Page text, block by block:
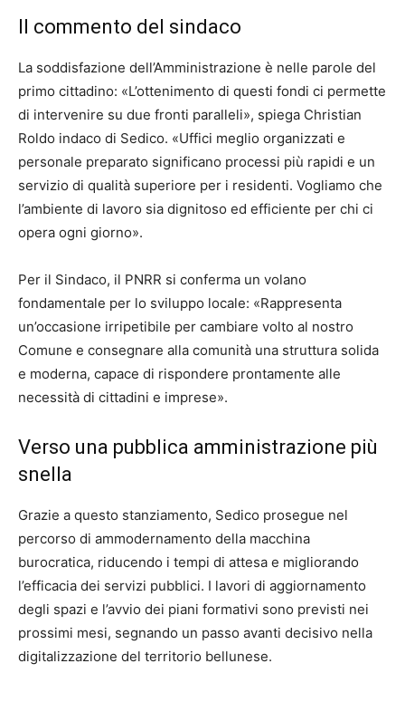
Il commento del sindaco
La soddisfazione dell’Amministrazione è nelle parole del
primo cittadino: «L’ottenimento di questi fondi ci permette
di intervenire su due fronti paralleli», spiega Christian
Roldo indaco di Sedico. «Uffici meglio organizzati e
personale preparato significano processi più rapidi e un
servizio di qualità superiore per i residenti. Vogliamo che
l’ambiente di lavoro sia dignitoso ed efficiente per chi ci
opera ogni giorno».
Per il Sindaco, il PNRR si conferma un volano
fondamentale per lo sviluppo locale: «Rappresenta
un’occasione irripetibile per cambiare volto al nostro
Comune e consegnare alla comunità una struttura solida
e moderna, capace di rispondere prontamente alle
necessità di cittadini e imprese».
Verso una pubblica amministrazione più
snella
Grazie a questo stanziamento, Sedico prosegue nel
percorso di ammodernamento della macchina
burocratica, riducendo i tempi di attesa e migliorando
l’efficacia dei servizi pubblici. I lavori di aggiornamento
degli spazi e l’avvio dei piani formativi sono previsti nei
prossimi mesi, segnando un passo avanti decisivo nella
digitalizzazione del territorio bellunese.